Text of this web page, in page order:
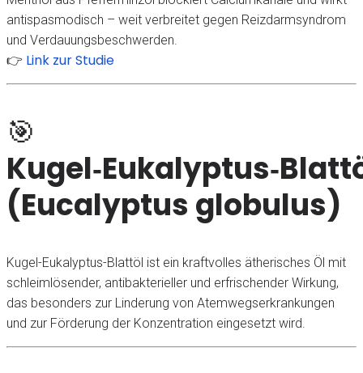
antispasmodisch – weit verbreitet gegen Reizdarmsyndrom
und Verdauungsbeschwerden.
👉 Link zur Studie
🎯
(Eucalyptus globulus)
Kugel-Eukalyptus-Blattöl ist ein kraftvolles ätherisches Öl mit
schleimlösender, antibakterieller und erfrischender Wirkung,
das besonders zur Linderung von Atemwegserkrankungen
und zur Förderung der Konzentration eingesetzt wird.